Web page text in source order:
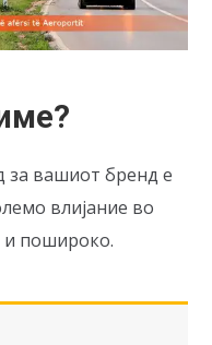
за вашиот бренд е
влијание во
и пошироко.